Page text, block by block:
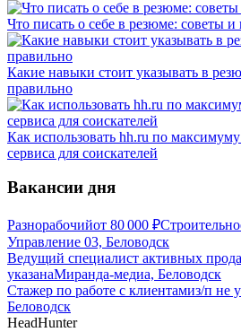
Что писать о себе в резюме: советы
Какие навыки стоит указывать в
правильно
Как использовать hh.ru по
сервиса для соискателей
Вакансии дня
Разнорабочийот 80 000 ₽
Управление 03, Беловодск
Ведущий специалист активных
указанаМиранда-медиа, Беловодск
Стажер по работе с клиентамиз/п не
Беловодск
HeadHunter